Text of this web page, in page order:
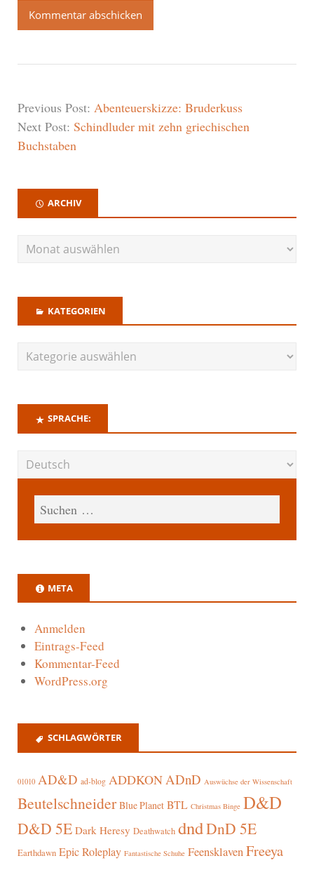
Previous Post: Abenteuerskizze: Bruderkuss
Next Post: Schindluder mit zehn griechischen
Buchstaben
ARCHIV
KATEGORIEN
SPRACHE:
META
Anmelden
Eintrags-Feed
Kommentar-Feed
WordPress.org
SCHLAGWÖRTER
01010 AD&D ad-blog ADDKON ADnD Auswüchse der Wissenschaft
Beutelschneider Blue Planet BTL Christmas Binge D&D
D&D 5E Dark Heresy Deathwatch dndDnD 5E
Earthdawn Epic Roleplay Fantastische Schuhe FeensklavenFreeya